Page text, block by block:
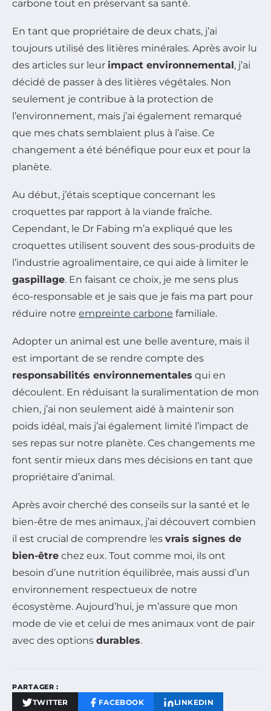
carbone tout en préservant sa santé.
En tant que propriétaire de deux chats, j’ai
toujours utilisé des litières minérales. Après avoir lu
des articles sur leur impact environnemental , j’ai
décidé de passer à des litières végétales. Non
seulement je contribue à la protection de
l’environnement, mais j’ai également remarqué
que mes chats semblaient plus à l’aise. Ce
changement a été bénéfique pour eux et pour la
planète.
Au début, j’étais sceptique concernant les
croquettes par rapport à la viande fraîche.
Cependant, le Dr Fabing m’a expliqué que les
croquettes utilisent souvent des sous-produits de
l’industrie agroalimentaire, ce qui aide à limiter le
gaspillage. En faisant ce choix, je me sens plus
éco-responsable et je sais que je fais ma part pour
réduire notre empreinte carbone familiale.
Adopter un animal est une belle aventure, mais il
est important de se rendre compte des
responsabilités environnementales qui en
découlent. En réduisant la suralimentation de mon
chien, j’ai non seulement aidé à maintenir son
poids idéal, mais j’ai également limité l’impact de
ses repas sur notre planète. Ces changements me
font sentir mieux dans mes décisions en tant que
propriétaire d’animal.
Après avoir cherché des conseils sur la santé et le
bien-être de mes animaux, j’ai découvert combien
il est crucial de comprendre les vrais signes de
bien-être chez eux. Tout comme moi, ils ont
besoin d’une nutrition équilibrée, mais aussi d’un
environnement respectueux de notre
écosystème. Aujourd’hui, je m’assure que mon
mode de vie et celui de mes animaux vont de pair
avec des options durables.
PARTAGER :
TWITTER FACEBOOK LINKEDIN